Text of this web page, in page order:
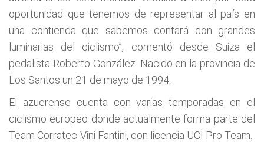
oportunidad que tenemos de representar al país en
una contienda que sabemos contará con grandes
luminarias del ciclismo”, comentó desde Suiza el
pedalista Roberto González. Nacido en la provincia de
Los Santos un 21 de mayo de 1994.
El azuerense cuenta con varias temporadas en el
ciclismo europeo donde actualmente forma parte del
Team Corratec-Vini Fantini, con licencia UCI Pro Team.